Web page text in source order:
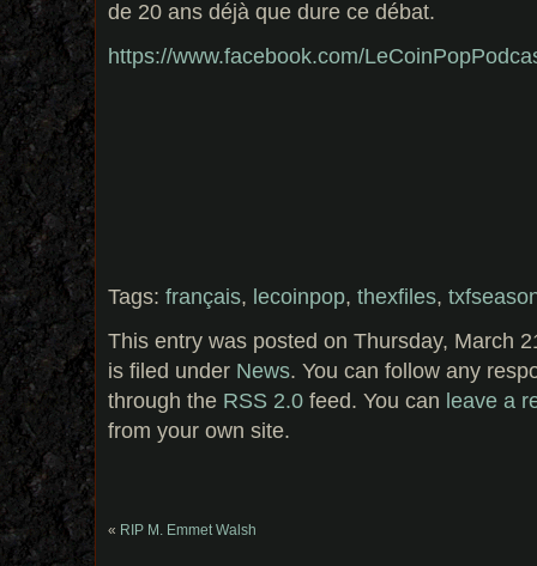
de 20 ans déjà que dure ce débat.
https://www.facebook.com/
Tags: français, lecoinpop, thexfiles,
This entry was posted on Thursday, March
is filed under News. You can follow any
through the RSS 2.0 feed. You can leave a
from your own site.
« RIP M. Emmet Walsh